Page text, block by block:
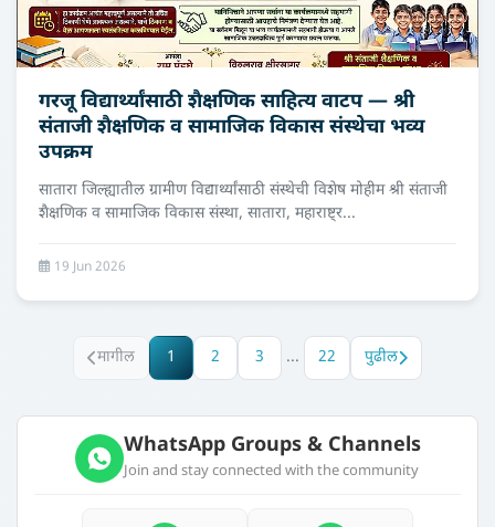
गरजू विद्यार्थ्यांसाठी शैक्षणिक साहित्य वाटप — श्री
संताजी शैक्षणिक व सामाजिक विकास संस्थेचा भव्य
उपक्रम
सातारा जिल्ह्यातील ग्रामीण विद्यार्थ्यांसाठी संस्थेची विशेष मोहीम श्री संताजी
शैक्षणिक व सामाजिक विकास संस्था, सातारा, महाराष्ट्र...
19 Jun 2026
मागील 1 2 3 ... 22 पुढील
WhatsApp Groups & Channels
Join and stay connected with the community